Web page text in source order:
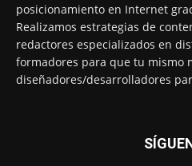
posicionamiento en Internet
Realizamos estrategias de
redactores especializados en
formadores para que tu mismo
diseñadores/desarrolladores